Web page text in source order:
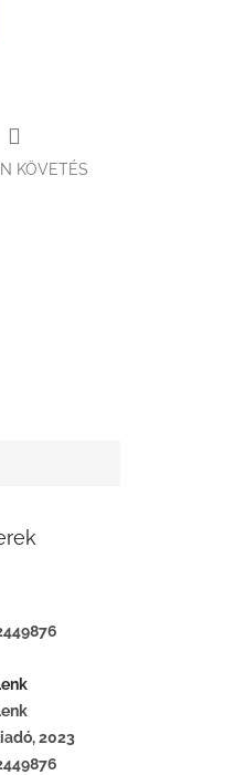
KÖVETÉS
2023